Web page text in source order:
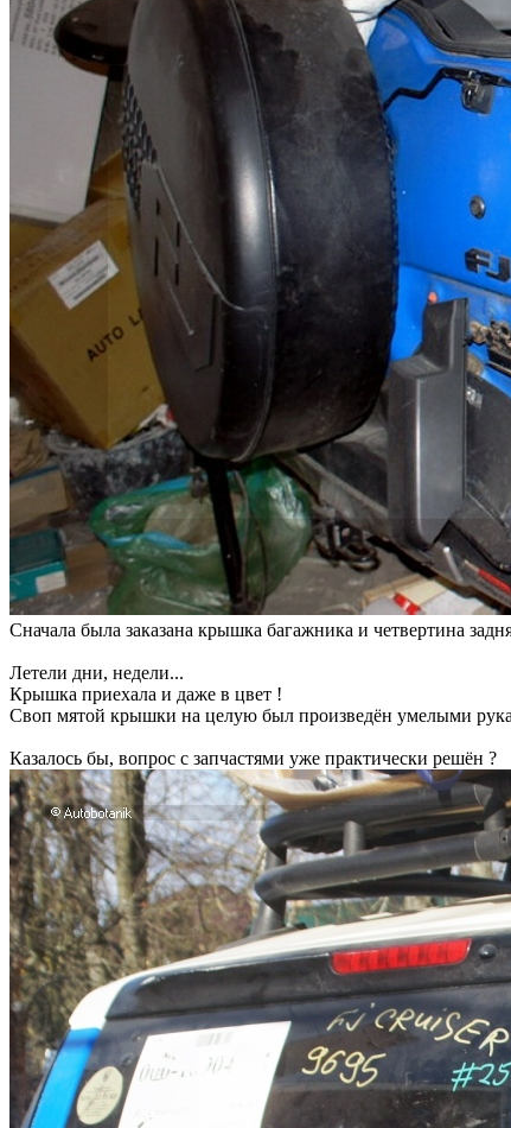
Сначала была заказана крышка багажника и четвертина
Летели дни, недели...
Крышка приехала и даже в цвет !
Своп мятой крышки на целую был произведён умелыми
Казалось бы, вопрос с запчастями уже практически решён ?